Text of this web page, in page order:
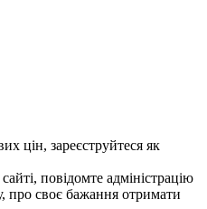
цін, зареєструйтеся як
повідомте адміністрацію
про своє бажання отримати